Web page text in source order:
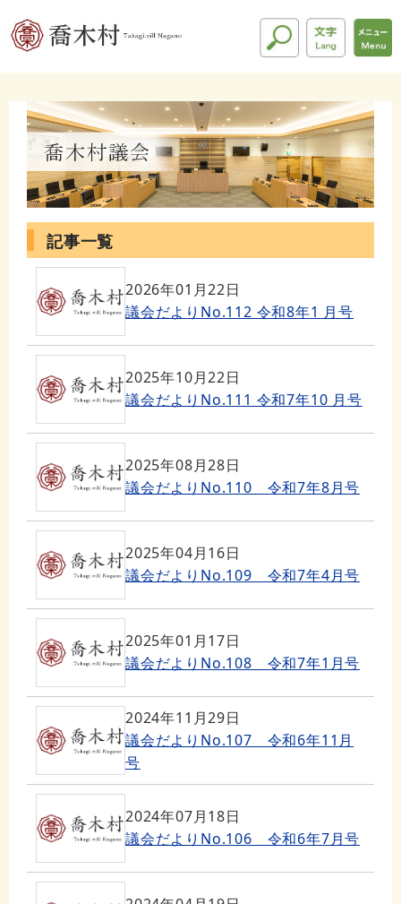
記事一覧
2026年01月22日
議会だよりNo.112 令和8年1 月号
2025年10月22日
議会だよりNo.111 令和7年10 月号
2025年08月28日
議会だよりNo.110 令和7年8月号
2025年04月16日
議会だよりNo.109 令和7年4月号
2025年01月17日
議会だよりNo.108 令和7年1月号
2024年11月29日
議会だよりNo.107 令和6年11月
号
2024年07月18日
議会だよりNo.106 令和6年7月号